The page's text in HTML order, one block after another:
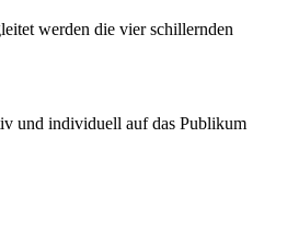
werden die vier schillernden
und individuell auf das Publikum